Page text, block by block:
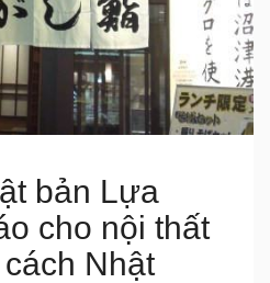
bản Lựa
cho nội thất
Nhật